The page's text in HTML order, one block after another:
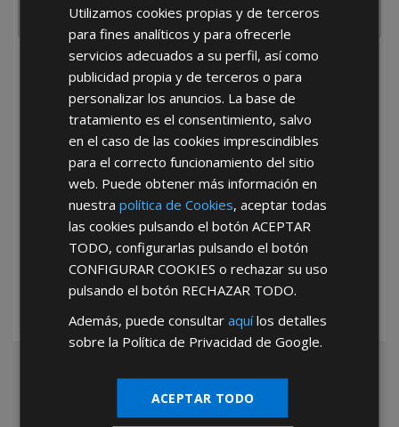
He leído y acepto la Política de Privacidad
*Abstenerse particulares, sólo venta a tiendas y empresas minoristas y
Utilizamos cookies propias y de terceros
para fines analíticos y para ofrecerle
servicios adecuados a su perfil, así como
publicidad propia y de terceros o para
personalizar los anuncios. La base de
tratamiento es el consentimiento, salvo
en el caso de las cookies imprescindibles
para el correcto funcionamiento del sitio
web. Puede obtener más información en
nuestrapolítica de Cookies, aceptar todas
las cookies pulsando el botónACEPTAR
TODO, configurarlas pulsando el botón
CONFIGURAR COOKIES o rechazar su uso
pulsando el botón RECHAZAR TODO.
Además, puede consultaraquílos detalles
sobre la Política de Privacidad de Google.
ACEPTAR TODO